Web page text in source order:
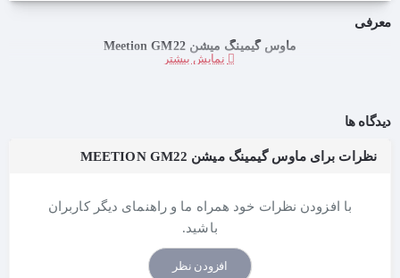
معرفی
ماوس گیمینگ میشن Meetion GM22
دیدگاه ها
نظرات برای ماوس گیمینگ میشن MEETION GM22
با افزودن نظرات خود همراه ما و راهنمای دیگر کاربران
باشید.
افزودن نظر